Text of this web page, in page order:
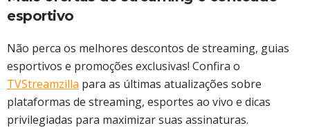
esportivo
Não perca os melhores descontos de streaming, guias
esportivos e promoções exclusivas! Confira o
TVStreamzilla para as últimas atualizações sobre
plataformas de streaming, esportes ao vivo e dicas
privilegiadas para maximizar suas assinaturas.